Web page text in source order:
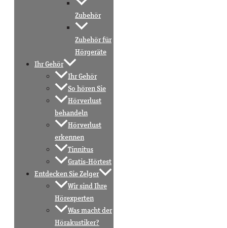
Zubehör
Zubehör für
Hörgeräte
Ihr Gehör
Ihr Gehör
So hören Sie
Hörverlust
behandeln
Hörverlust
erkennen
Tinnitus
Gratis-Hörtest
Entdecken Sie Zelger
Wir sind Ihre
Hörexperten
Was macht der
Hörakustiker?